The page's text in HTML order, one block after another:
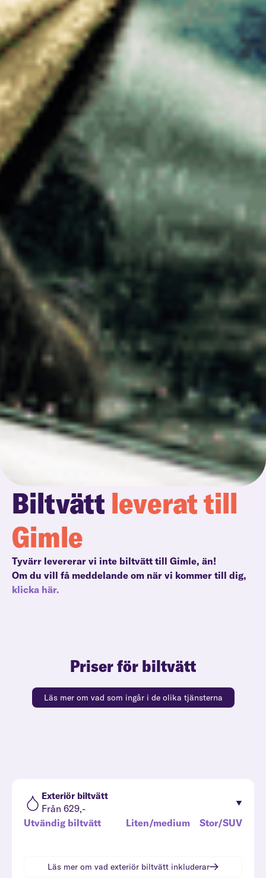
Biltvätt leverat till
Gimle
Tyvärr levererar vi inte biltvätt till Gimle, än!
Om du vill få meddelande om när vi kommer till dig,
klicka här.
Priser för biltvätt
Läs mer om vad som ingår i de olika tjänsterna
Exteriör biltvätt
Från 629,-
Utvändig biltvätt
Liten/medium Stor/SUV
Läs mer om vad exteriör biltvätt inkluderar